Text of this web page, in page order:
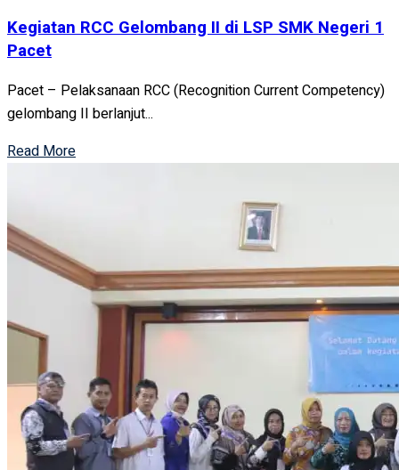
Kegiatan RCC Gelombang II di LSP SMK Negeri 1
Pacet
Pacet – Pelaksanaan RCC (Recognition Current Competency)
gelombang II berlanjut...
Read More